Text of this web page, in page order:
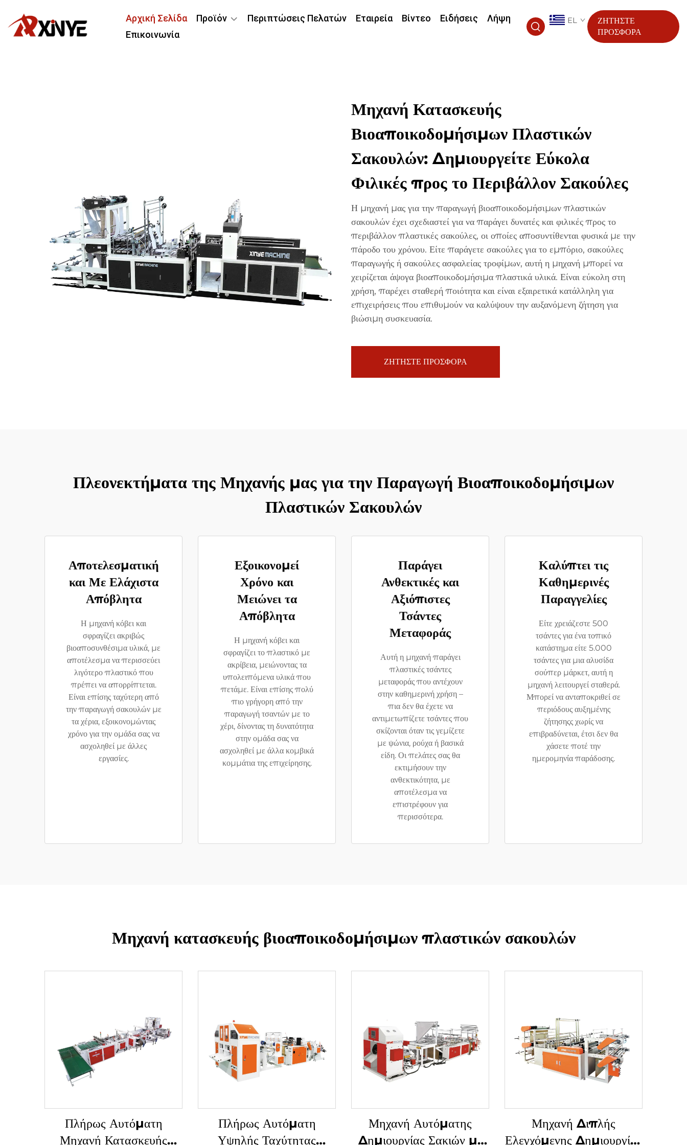
Αρχική Σελίδα Προϊόν Περιπτώσεις Πελατών Εταιρεία Βίντεο Ειδήσεις
Λήψη
Επικοινωνία
EL
ΖΗΤΗΣΤΕ
ΠΡΟΣΦΟΡΑ
Μηχανή Κατασκευής
Βιοαποικοδομήσιμων Πλαστικών
Σακουλών: Δημιουργείτε Εύκολα
Φιλικές προς το Περιβάλλον Σακούλες
Η μηχανή μας για την παραγωγή βιοαποικοδομήσιμων πλαστικών
σακουλών έχει σχεδιαστεί για να παράγει δυνατές και φιλικές προς το
περιβάλλον πλαστικές σακούλες, οι οποίες αποσυντίθενται φυσικά με την
πάροδο του χρόνου. Είτε παράγετε σακούλες για το εμπόριο, σακούλες
παραγωγής ή σακούλες ασφαλείας τροφίμων, αυτή η μηχανή μπορεί να
χειρίζεται άψογα βιοαποικοδομήσιμα πλαστικά υλικά. Είναι εύκολη στη
χρήση, παρέχει σταθερή ποιότητα και είναι εξαιρετικά κατάλληλη για
επιχειρήσεις που επιθυμούν να καλύψουν την αυξανόμενη ζήτηση για
βιώσιμη συσκευασία.
ΖΗΤΗΣΤΕ ΠΡΟΣΦΟΡΑ
Πλεονεκτήματα της Μηχανής μας για την Παραγωγή Βιοαποικοδομήσιμων
Πλαστικών Σακουλών
Αποτελεσματική
και Με Ελάχιστα
Απόβλητα
Η μηχανή κόβει και
σφραγίζει ακριβώς
βιοαποσυνθέσιμα υλικά, με
αποτέλεσμα να περισσεύει
λιγότερο πλαστικό που
πρέπει να απορρίπτεται.
Είναι επίσης ταχύτερη από
την παραγωγή σακουλών με
τα χέρια, εξοικονομώντας
χρόνο για την ομάδα σας να
ασχοληθεί με άλλες
εργασίες.
Εξοικονομεί
Χρόνο και
Μειώνει τα
Απόβλητα
Η μηχανή κόβει και
σφραγίζει το πλαστικό με
ακρίβεια, μειώνοντας τα
υπολειπόμενα υλικά που
πετάμε. Είναι επίσης πολύ
πιο γρήγορη από την
παραγωγή τσαντών με το
χέρι, δίνοντας τη δυνατότητα
στην ομάδα σας να
ασχοληθεί με άλλα κομβικά
κομμάτια της επιχείρησης.
Παράγει
Ανθεκτικές και
Αξιόπιστες
Τσάντες
Μεταφοράς
Αυτή η μηχανή παράγει
πλαστικές τσάντες
μεταφοράς που αντέχουν
στην καθημερινή χρήση –
πια δεν θα έχετε να
αντιμετωπίζετε τσάντες που
σκίζονται όταν τις γεμίζετε
με ψώνια, ρούχα ή βασικά
είδη. Οι πελάτες σας θα
εκτιμήσουν την
ανθεκτικότητα, με
αποτέλεσμα να
επιστρέφουν για
περισσότερα.
Καλύπτει τις
Καθημερινές
Παραγγελίες
Είτε χρειάζεστε 500
τσάντες για ένα τοπικό
κατάστημα είτε 5.000
τσάντες για μια αλυσίδα
σούπερ μάρκετ, αυτή η
μηχανή λειτουργεί σταθερά.
Μπορεί να ανταποκριθεί σε
περιόδους αυξημένης
ζήτησηςς χωρίς να
επιβραδύνεται, έτσι δεν θα
χάσετε ποτέ την
ημερομηνία παράδοσης.
Μηχανή κατασκευής βιοαποικοδομήσιμων πλαστικών σακουλών
Πλήρως Αυτόματη
Μηχανή Κατασκευής
Πλήρως Αυτόματη
Υψηλής Ταχύτητας
Μηχανή Αυτόματης
Δημιουργίας Σακιών με
Μηχανή Διπλής
Ελεγχόμενης Δημιουργίας